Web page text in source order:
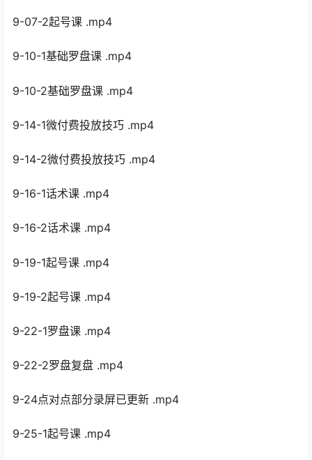
9-07-2起号课 .mp4
9-10-1基础罗盘课 .mp4
9-10-2基础罗盘课 .mp4
9-14-1微付费投放技巧 .mp4
9-14-2微付费投放技巧 .mp4
9-16-1话术课 .mp4
9-16-2话术课 .mp4
9-19-1起号课 .mp4
9-19-2起号课 .mp4
9-22-1罗盘课 .mp4
9-22-2罗盘复盘 .mp4
9-24点对点部分录屏已更新 .mp4
9-25-1起号课 .mp4